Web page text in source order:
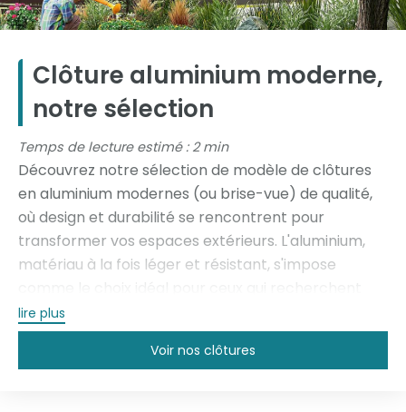
Clôture aluminium moderne,
notre sélection
Temps de lecture estimé : 2 min
Découvrez notre sélection de modèle de clôtures
en aluminium modernes (ou brise-vue) de qualité,
où design et durabilité se rencontrent pour
transformer vos espaces extérieurs. L'aluminium,
matériau à la fois léger et résistant, s'impose
une solution élégante et pérenne. Que ce soit pour
sécuriser votre jardin, délimiter votre propriété ou
simplement apporter une touche contemporaine à
lire plus
Voir nos clôtures